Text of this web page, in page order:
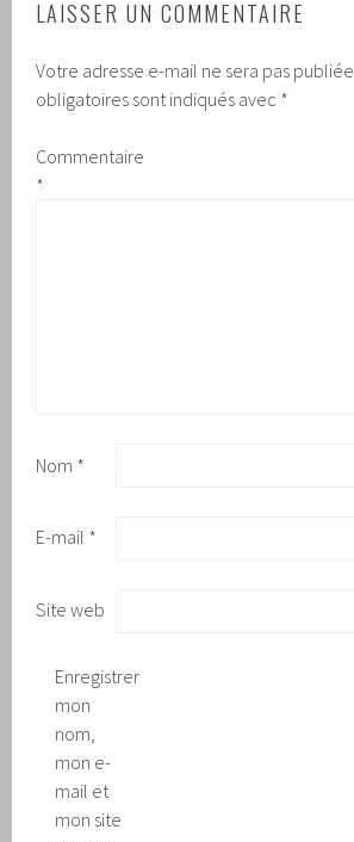
LAISSER UN COMMENTAIRE
Votre adresse e-mail ne sera pas publiée.
obligatoires sont indiqués avec *
Commentaire
*
Nom *
E-mail *
Site web
Enregistrer
mon
nom,
mon e-
mail et
mon site